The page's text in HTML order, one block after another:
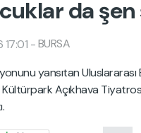
da
-BURSA
yansıtan Uluslararası
Kültürpark Açıkhava